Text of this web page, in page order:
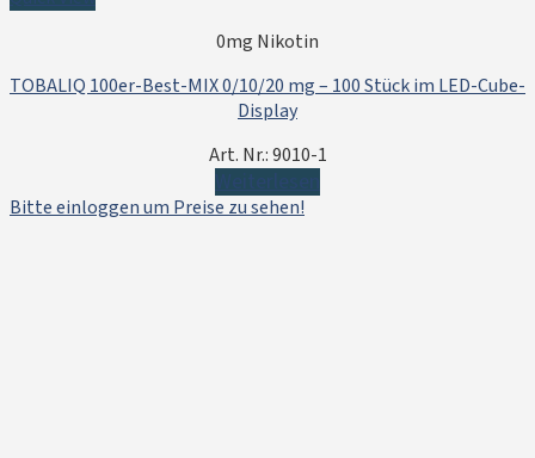
0mg Nikotin
TOBALIQ 100er-Best-MIX 0/10/20 mg – 100 Stück im LED-Cube-
Display
Art. Nr.: 9010-1
Bitte einloggen um Preise zu sehen!